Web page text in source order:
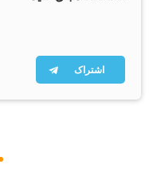
اشتراک